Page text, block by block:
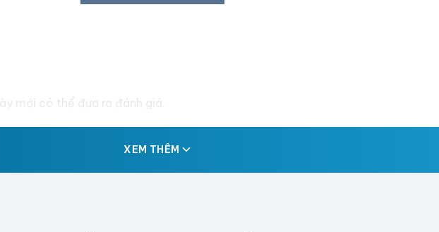
mới có thể đưa ra đánh giá.
XEM THÊM